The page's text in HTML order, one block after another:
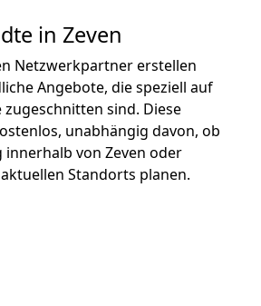
in Zeven
Netzwerkpartner erstellen
Angebote, die speziell auf
sind. Diese
unabhängig davon, ob
innerhalb von Zeven oder
Standorts planen.